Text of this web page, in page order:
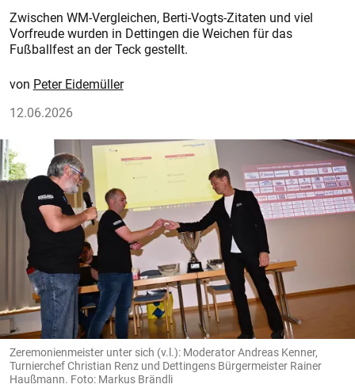
Zwischen WM-Vergleichen, Berti-Vogts-Zitaten und viel
Vorfreude wurden in Dettingen die Weichen für das
Fußballfest an der Teck gestellt.
Peter Eidemüller
12.06.2026
Zeremonienmeister unter sich (v.l.): Moderator Andreas Kenner,
Turnierchef Christian Renz und Dettingens Bürgermeister Rainer
Haußmann. Foto: Markus Brändli